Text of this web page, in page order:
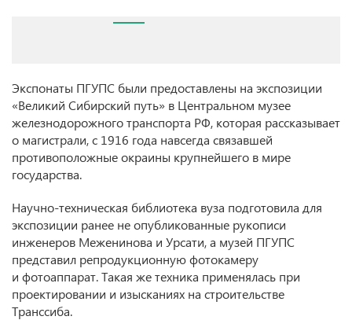
Экспонаты ПГУПС были предоставлены на экспозиции
«Великий Сибирский путь» в Центральном музее
железнодорожного транспорта РФ, которая рассказывает
о магистрали, с 1916 года навсегда связавшей
противоположные окраины крупнейшего в мире
государства.
Научно-техническая библиотека вуза подготовила для
экспозиции ранее не опубликованные рукописи
инженеров Меженинова и Урсати, а музей ПГУПС
представил репродукционную фотокамеру
и фотоаппарат. Такая же техника применялась при
проектировании и изысканиях на строительстве
Транссиба.